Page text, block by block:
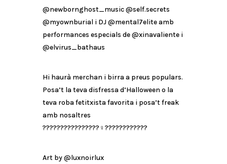
@newbornghost_music @self.secrets
@myownburial i DJ @mental7elite amb
performances especials de @xinavaliente i
@elvirus_bathaus
Hi haurà merchan i birra a preus populars.
Posa’t la teva disfressa d’Halloween o la
teva roba fetitxista favorita i posa’t freak
amb nosaltres
????????️????️????‍♀️????????????
Art by @luxnoirlux